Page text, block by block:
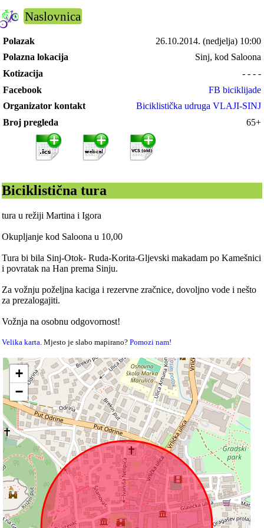
Naslovnica
Polazak 26.10.2014. (nedjelja) 10:00
Polazna lokacija
Sinj, kod Saloona
Kotizacija
- - - -
Facebook
FB biciklijade
Organizator kontakt
Biciklistička udruga VLAJI-SINJ
Broj pregleda
65+
Biciklistična tura
tura u režiji Martina i Igora
Okupljanje kod Saloona u 10,00
Tura bi bila Sinj-Otok- Ruda-Korita-Gljevski makadam po Kamešnici
i povratak na Han prema Sinju.
Za vožnju poželjna kaciga i rezervne zračnice, dovoljno vode i nešto
za prezalogajiti.
Vožnja na osobnu odgovornost!
Velika karta . Mjesto je slabo mapirano?Pomozi nam!
+
−